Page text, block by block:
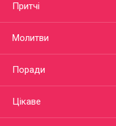
Притчі
Молитви
Поради
Цікаве